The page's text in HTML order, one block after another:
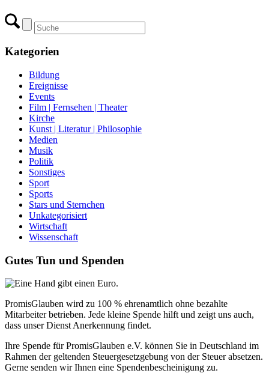
Kategorien
Bildung
Ereignisse
Events
Film | Fernsehen | Theater
Kirche
Kunst | Literatur | Philosophie
Medien
Musik
Politik
Sonstiges
Sport
Sports
Stars und Sternchen
Unkategorisiert
Wirtschaft
Wissenschaft
Gutes Tun und Spenden
PromisGlauben wird zu 100 % ehrenamtlich ohne bezahlte
Mitarbeiter betrieben. Jede kleine Spende hilft und zeigt uns auch,
dass unser Dienst Anerkennung findet.
Ihre Spende für PromisGlauben e.V. können Sie in Deutschland im
Rahmen der geltenden Steuergesetzgebung von der Steuer absetzen.
Gerne senden wir Ihnen eine Spendenbescheinigung zu.